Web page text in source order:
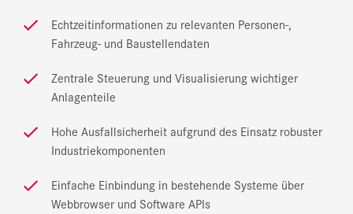
Echtzeitinformationen zu relevanten Personen-,
Fahrzeug- und Baustellendaten
Zentrale Steuerung und Visualisierung wichtiger
Anlagenteile
Hohe Ausfallsicherheit aufgrund des Einsatz robuster
Industriekomponenten
Einfache Einbindung in bestehende Systeme über
Webbrowser und Software APIs